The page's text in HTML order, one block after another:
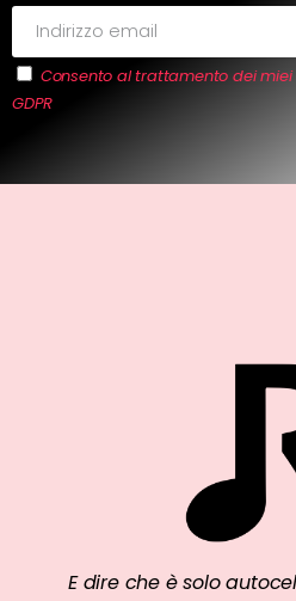
Consento al trattamento dei
GDPR
E dire che è solo